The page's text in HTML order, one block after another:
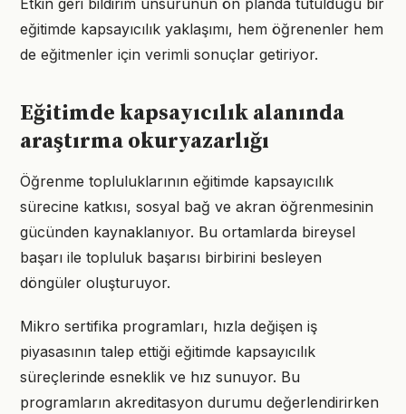
Etkin geri bildirim unsurunun ön planda tutulduğu bir
eğitimde kapsayıcılık yaklaşımı, hem öğrenenler hem
de eğitmenler için verimli sonuçlar getiriyor.
Eğitimde kapsayıcılık alanında
araştırma okuryazarlığı
Öğrenme topluluklarının eğitimde kapsayıcılık
sürecine katkısı, sosyal bağ ve akran öğrenmesinin
gücünden kaynaklanıyor. Bu ortamlarda bireysel
başarı ile topluluk başarısı birbirini besleyen
döngüler oluşturuyor.
Mikro sertifika programları, hızla değişen iş
piyasasının talep ettiği eğitimde kapsayıcılık
süreçlerinde esneklik ve hız sunuyor. Bu
programların akreditasyon durumu değerlendirirken